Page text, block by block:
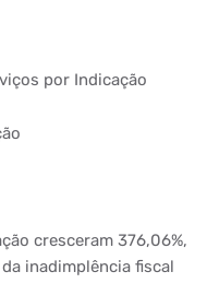
por Indicação
cresceram 376,06%,
inadimplência fiscal